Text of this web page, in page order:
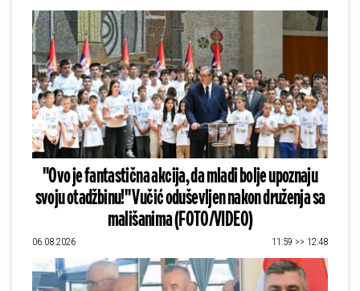
"Ovo je fantastična akcija, da mladi bolje upoznaju
svoju otadžbinu!" Vučić oduševljen nakon druženja sa
mališanima (FOTO/VIDEO)
06.08.2026 11:59 >> 12:48